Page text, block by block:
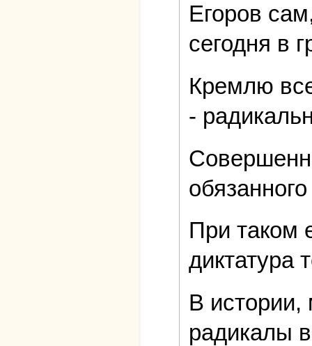
Егоров
сегодня в
Кремлю
-
При таком
диктатура
В истории,
радикалы